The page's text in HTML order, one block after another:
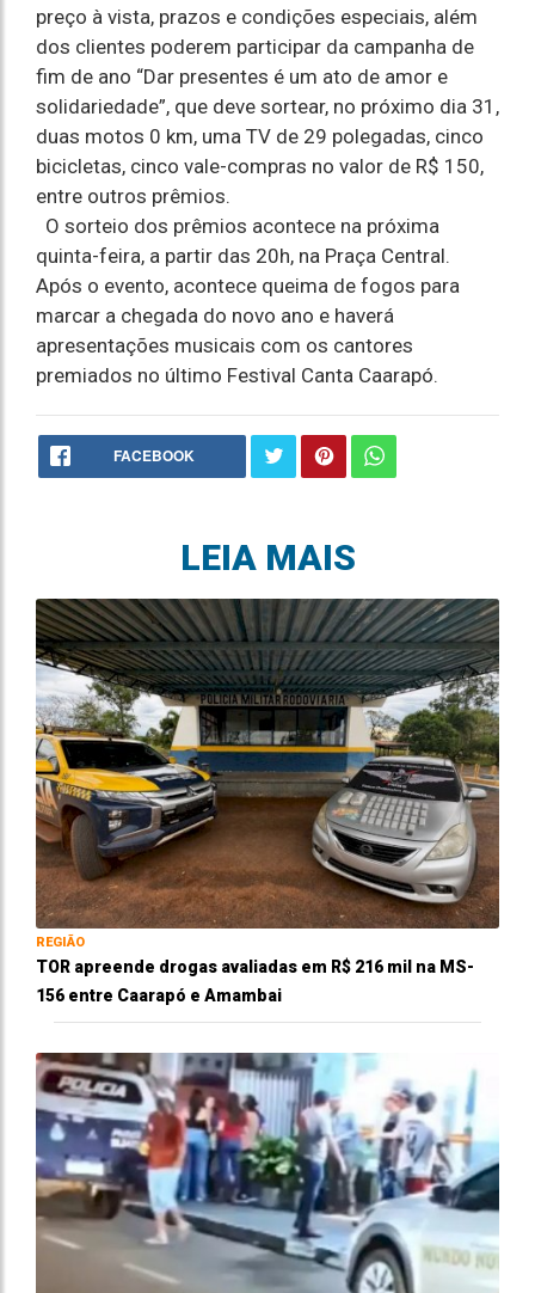
preço à vista, prazos e condições especiais, além
dos clientes poderem participar da campanha de
fim de ano “Dar presentes é um ato de amor e
solidariedade”, que deve sortear, no próximo dia 31,
duas motos 0 km, uma TV de 29 polegadas, cinco
bicicletas, cinco vale-compras no valor de R$ 150,
entre outros prêmios.
O sorteio dos prêmios acontece na próxima
quinta-feira, a partir das 20h, na Praça Central.
Após o evento, acontece queima de fogos para
marcar a chegada do novo ano e haverá
apresentações musicais com os cantores
premiados no último Festival Canta Caarapó.
FACEBOOK
LEIA MAIS
REGIÃO
TOR apreende drogas avaliadas em R$ 216 mil na MS-
156 entre Caarapó e Amambai